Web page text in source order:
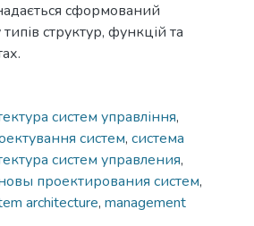
сформований
структур, функцій та
систем управління,
систем, система
систем управления,
проектирования систем,
architecture, management